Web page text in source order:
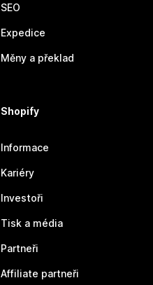
SEO
Expedice
Měny a překlad
Shopify
Informace
Kariéry
Investoři
Tisk a média
Partneři
Affiliate partneři